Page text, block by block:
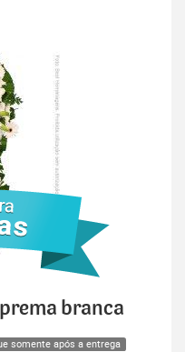
branca
somente após a entrega